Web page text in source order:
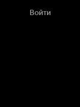
Войти